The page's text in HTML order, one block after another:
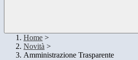
Home >
Novità >
Amministrazione Trasparente